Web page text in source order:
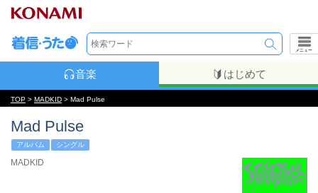
メニュー
音楽 はじめて
TOP > MADKID > Mad Pulse
Mad Pulse
アルバム シングル
MADKID